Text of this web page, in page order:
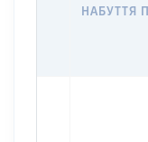
НАБУТТЯ